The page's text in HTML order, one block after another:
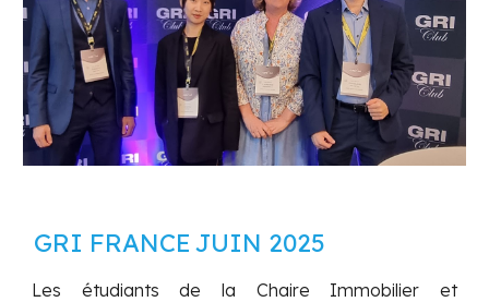
GRI FRANCE JUIN 2025
Les étudiants de la Chaire Immobilier et